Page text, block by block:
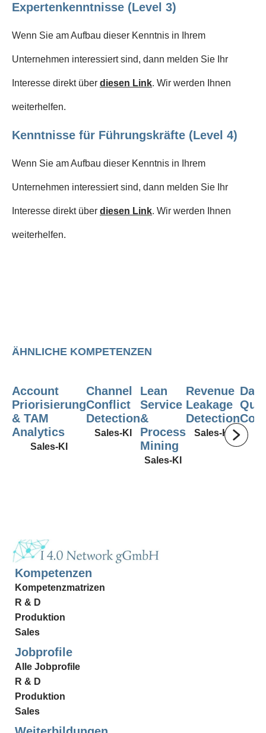
Expertenkenntnisse (Level 3)
Wenn Sie am Aufbau dieser Kenntnis in Ihrem
Unternehmen interessiert sind, dann melden Sie Ihr
Interesse direkt über diesen Link. Wir werden Ihnen
weiterhelfen.
Kenntnisse für Führungskräfte (Level 4)
Wenn Sie am Aufbau dieser Kenntnis in Ihrem
Unternehmen interessiert sind, dann melden Sie Ihr
Interesse direkt über diesen Link. Wir werden Ihnen
weiterhelfen.
ÄHNLICHE KOMPETENZEN
Account
Priorisierung
& TAM
Analytics
Sales-KI
Channel
Conflict
Detection
Sales-KI
Lean
Service
&
Process
Mining
Sales-KI
Revenue
Leakage
Detection
Sales-KI
Data
Kompetenzen
Kompetenzmatrizen
R & D
Produktion
Sales
Jobprofile
Alle Jobprofile
R & D
Produktion
Sales